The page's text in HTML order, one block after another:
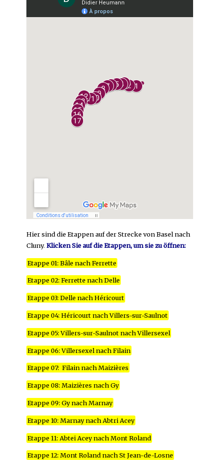
Hier sind die Etappen auf der Strecke von Basel nach
Cluny. Klicken Sie auf die Etappen, um sie zu öffnen:
Etappe 01: Bâle nach Ferrette
Etappe 02: Ferrette nach Delle
Etappe 03: Delle nach Héricourt
Etappe 04: Héricourt nach Villers-sur-Saulnot
Etappe 05: Villers-sur-Saulnot nach Villersexel
Etappe 06: Villersexel nach Filain
Etappe 07: Filain nach Maizières
Etappe 08: Maizières nach Gy
Etappe 09: Gy nach Marnay
Etappe 10: Marnay nach Abtri Acey
Etappe 11: Abtei Acey nach Mont Roland
Etappe 12: Mont Roland nach St Jean-de-Losne